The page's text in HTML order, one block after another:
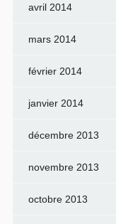
avril 2014
mars 2014
février 2014
janvier 2014
décembre 2013
novembre 2013
octobre 2013